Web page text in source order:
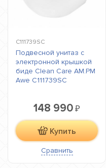
C111739SC
Подвесной унитаз с
электронной крышкой
биде Clean Care AM.PM
Awe C111739SC
148 990 ₽
Купить
Сравнить